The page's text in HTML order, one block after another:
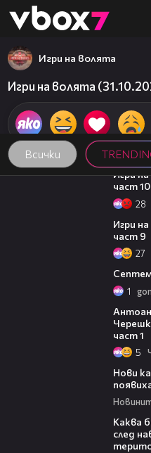
👾
Всички
Игри на волята
Игри на волята
10:11
Игри
част 10
28
Игри
част 9
27
1
част 1
5
Нови
Каква
след